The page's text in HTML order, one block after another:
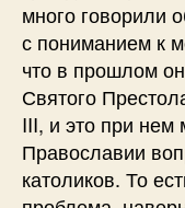
много говорили
с пониманием к
что в прошлом
Святого
III, и это при нем
Православии
католиков. То